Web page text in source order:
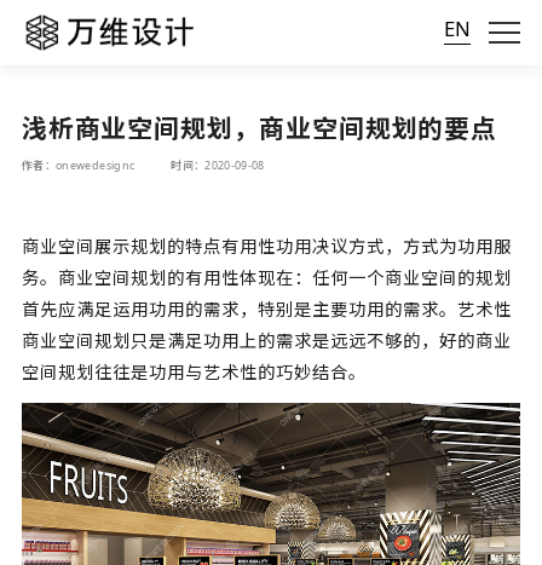
EN
浅析商业空间规划，商业空间规划的要点
作者：onewedesignc 时间：2020-09-08
商业空间展示规划的特点有用性功用决议方式，方式为功用服
务。商业空间规划的有用性体现在：任何一个商业空间的规划
首先应满足运用功用的需求，特别是主要功用的需求。艺术性
商业空间规划只是满足功用上的需求是远远不够的，好的商业
空间规划往往是功用与艺术性的巧妙结合。